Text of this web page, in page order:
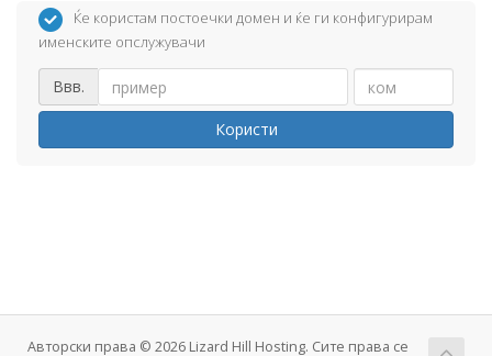
Ќе користам постоечки домен и ќе ги конфигурирам
именските опслужувачи
Ввв.
Користи
Авторски права © 2026 Lizard Hill Hosting. Сите права се